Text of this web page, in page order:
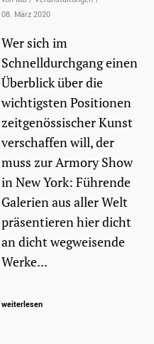
08. März 2020
Wer sich im
Schnelldurchgang einen
Überblick über die
wichtigsten Positionen
zeitgenössischer Kunst
verschaffen will, der
muss zur Armory Show
in New York: Führende
Galerien aus aller Welt
präsentieren hier dicht
an dicht wegweisende
Werke...
weiterlesen